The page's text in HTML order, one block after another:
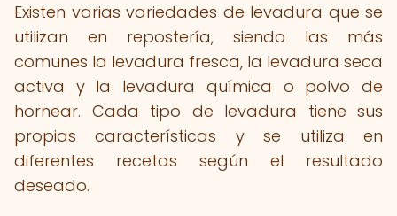
Existen varias variedades de levadura que se
utilizan en repostería, siendo las más
comunes la levadura fresca, la levadura seca
activa y la levadura química o polvo de
hornear. Cada tipo de levadura tiene sus
propias características y se utiliza en
diferentes recetas según el resultado
deseado.